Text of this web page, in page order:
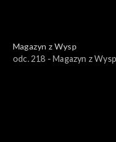
Magazyn z Wysp
odc. 218 - Magazyn z Wysp